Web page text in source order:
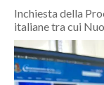
CRONACA
ITALIA
MONDO
Inchiesta della
italiane tra cui